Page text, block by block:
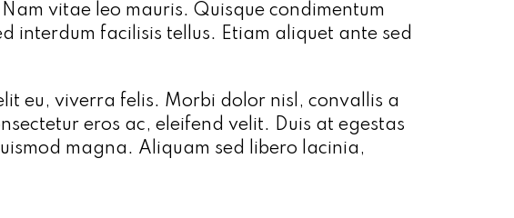
vitae leo mauris. Quisque condimentum
interdum facilisis tellus. Etiam aliquet ante sed
eu, viverra felis. Morbi dolor nisl, convallis a
eros ac, eleifend velit. Duis at egestas
magna. Aliquam sed libero lacinia,